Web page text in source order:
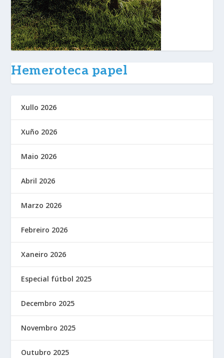
Hemeroteca papel
Xullo 2026
Xuño 2026
Maio 2026
Abril 2026
Marzo 2026
Febreiro 2026
Xaneiro 2026
Especial fútbol 2025
Decembro 2025
Novembro 2025
Outubro 2025